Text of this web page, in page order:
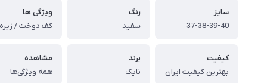
سایز
37-38-39-40
رنگ
سفید
ویژگی ها
کیفیت
بهترین کیفیت ایران
برند
نایک
مشاهده
همه ویژگی‌ها